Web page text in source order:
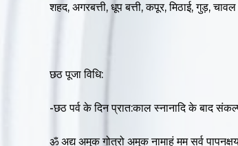
शहद, अगरबत्ती, धूप बत्ती, कपूर, मिठाई, गुड़,
छठ पूजा विधि:
-छठ पर्व के दिन प्रात:काल स्नानादि के बाद
ॐ अद्य अमुक गोत्रो अमुक नामाहं मम सर्व